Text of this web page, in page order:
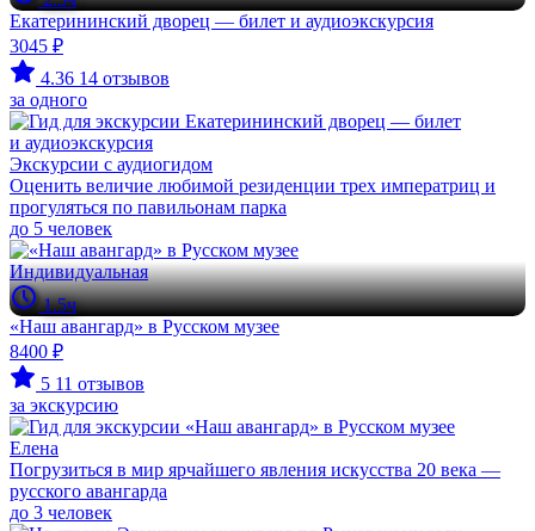
Екатерининский дворец — билет и аудиоэкскурсия
3045 ₽
4.36 14 отзывов
за одного
Экскурсии с аудиогидом
Оценить величие любимой резиденции трех императриц и
прогуляться по павильонам парка
до 5 человек
Индивидуальная
1.5ч
«Наш авангард» в Русском музее
8400 ₽
5 11 отзывов
за экскурсию
Елена
Погрузиться в мир ярчайшего явления искусства 20 века —
русского авангарда
до 3 человек